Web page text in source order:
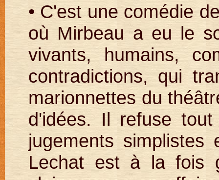
• C'est une comédie
où Mirbeau a eu le
vivants, humains,
contradictions, qui
marionnettes du
d'idées. Il refuse
jugements simplistes
Lechat est à la fois